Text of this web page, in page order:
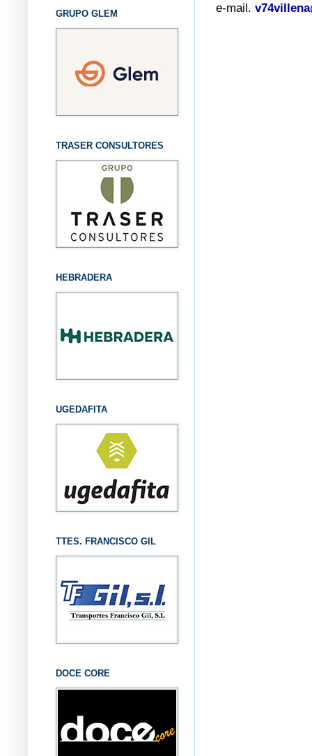
e-mail.
GRUPO GLEM
TRASER CONSULTORES
HEBRADERA
UGEDAFITA
TTES. FRANCISCO GIL
DOCE CORE